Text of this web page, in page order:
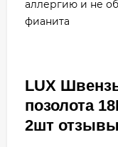
аллергию и не
фианита
LUX
позолота
2шт отзывы